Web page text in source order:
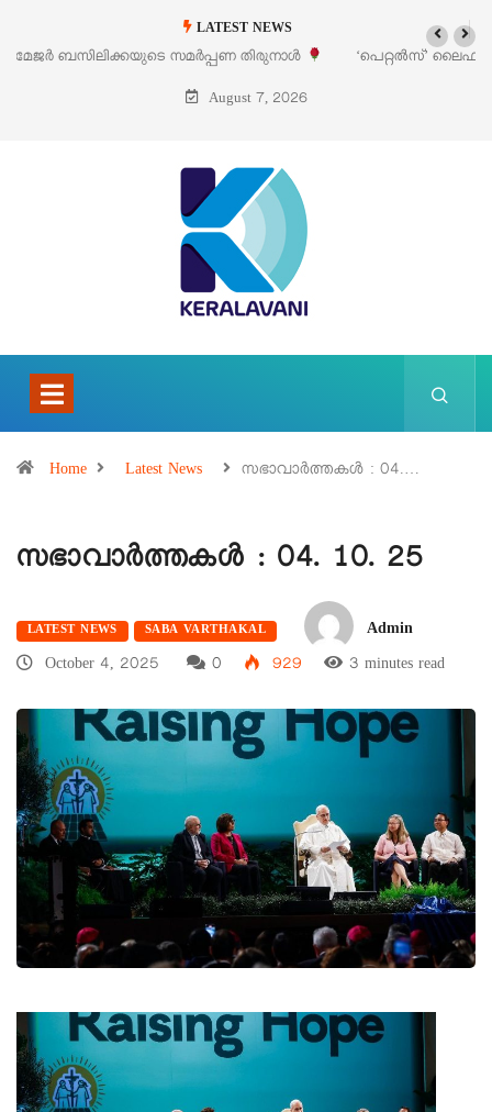
LATEST NEWS
‘പെറ്റൽസ്’ ലൈഫ് സ്റ്റൈൽ എക്സിബിഷനും സെയിലും ഓഗസ്റ്റ് 8-ന്
പെരുമാനൂരിൽ
August 7, 2026
Home Latest News സഭാവാര്‍ത്തകള്‍ : 04.…
സഭാവാര്‍ത്തകള്‍ : 04. 10. 25
LATEST NEWS SABA VARTHAKAL
Admin
October 4, 2025
0 929 3 minutes read